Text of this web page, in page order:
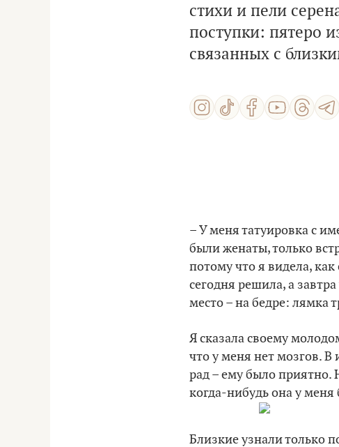
стихи и пели
поступки: пятеро
связанных с
– У меня татуировка с
были женаты, только
потому что я видела,
сегодня решила, а
место – на бедре: лямка
Я сказала своему
что у меня нет мозгов. В
рад – ему было приятно.
когда-нибудь она у меня
Близкие узнали только